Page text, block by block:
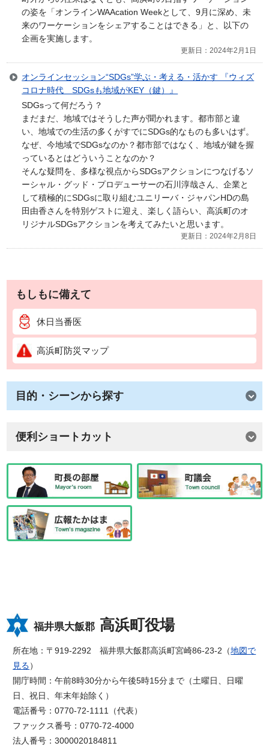
の姿を「オンラインWAAcation Weekとして、9月に深め、未
来のワーケーションをシェアすることはできる」と、以下の
企画を実施します。
更新日：2024年2月1日
オンラインセッション“SDGs”学ぶ・考える・活かす 『ウィズ
コロナ時代 SDGsも地域がKEY（鍵）』
SDGsって何だろう？
まだまだ、地域ではそうした声が聞かれます。都市部と違
い、地域での生活の多くがすでにSDGs的なものも多いはず。
なぜ、今地域でSDGsなのか？都市部ではなく、地域が鍵を握
っているとはどういうことなのか？
そんな疑問を、多様な視点からSDGsアクションにつなげるソ
ーシャル・グッド・プロデューサーの石川淳哉さん、企業と
して積極的にSDGsに取り組むユニリーバ・ジャパンHDの島
田由香さんを特別ゲストに迎え、楽しく語らい、高浜町のオ
リジナルSDGsアクションを考えてみたいと思います。
更新日：2024年2月8日
もしもに備えて
休日当番医
高浜町防災マップ
目的・シーンから探す
便利ショートカット
福井県大飯郡 高浜町役場
所在地：〒919-2292 福井県大飯郡高浜町宮崎86-23-2（地図で
見る）
開庁時間：午前8時30分から午後5時15分まで（土曜日、日曜
日、祝日、年末年始除く）
電話番号：0770-72-1111（代表）
ファックス番号：0770-72-4000
法人番号：3000020184811